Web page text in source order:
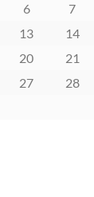
6 7
13 14
20 21
27 28